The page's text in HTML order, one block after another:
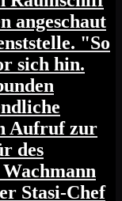
angeschaut
"So
sich hin.
Aufruf zur
des
Stasi-Chef